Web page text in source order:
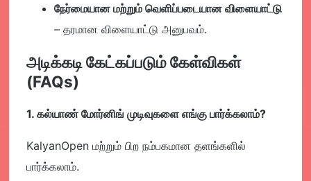
நேர்மையான மற்றும் வெளிப்படையான விளையாட்டு
– தரமான விளையாட்டு அனுபவம்.
அடிக்கடி கேட்கப்படும் கேள்விகள்
(FAQs)
1. கல்யாண் மோர்னிங் முடிவுகளை எங்கு பார்க்கலாம்?
KalyanOpen மற்றும் பிற நம்பகமான தளங்களில்
பார்க்கலாம்.